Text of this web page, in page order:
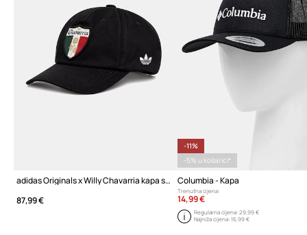
adidas Originals x Willy Chavarria kapa sa šiltom pamučna
87,99 €
-11%
-5% u košarici*
Columbia - Kapa
Trenutna cijena:
14,99 €
Regularna cijena: 29,99 €
Najniža cijena: 16,99 €